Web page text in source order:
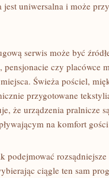
uniwersalna i może
serwis może być
czy placówce
Świeża pościel,
przygotowane
że urządzenia pralnicze
na komfort
podejmować
ciągle ten sam